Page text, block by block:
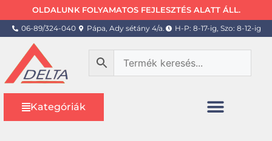
OLDALUNK FOLYAMATOS FEJLESZTÉS ALATT ÁLL.
06-89/324-040 Pápa, Ady sétány 4/a. H-P: 8-17-ig, Szo: 8-12-ig
Kategóriák